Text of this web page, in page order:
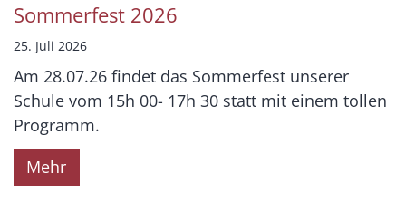
Sommerfest 2026
25. Juli 2026
Am 28.07.26 findet das Sommerfest unserer
Schule vom 15h 00- 17h 30 statt mit einem tollen
Programm.
Mehr